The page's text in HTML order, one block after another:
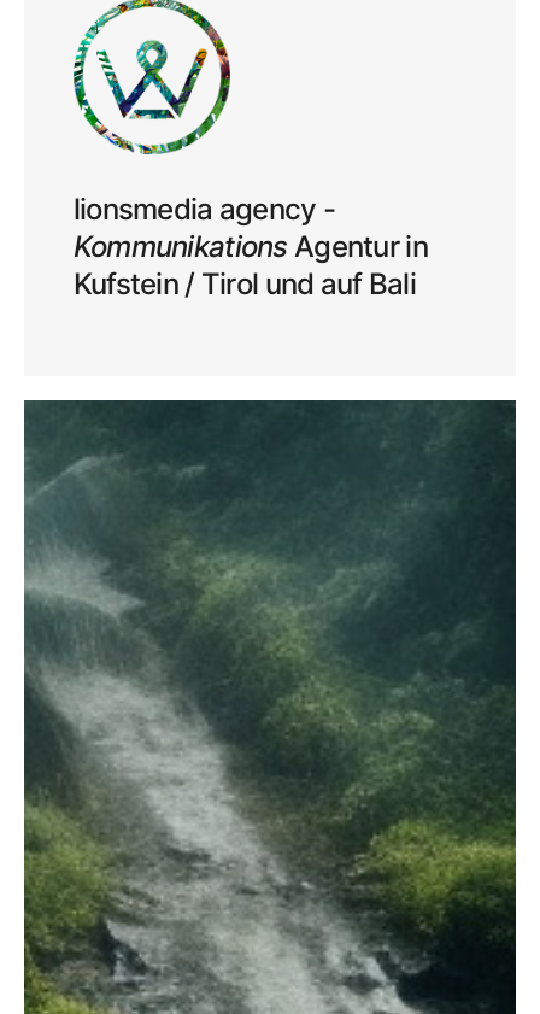
lionsmedia agency -
Kommunikations Agentur in
Kufstein / Tirol und auf Bali